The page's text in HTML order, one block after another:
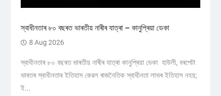
স্বাধীনতাৰ ৮০ বছৰত ভাৰতীয় নাৰীৰ যাত্ৰা – কানুপ্ৰিয়া ডেকা
8 Aug 2026
স্বাধীনতাৰ ৮০ বছৰত ভাৰতীয় নাৰীৰ যাত্ৰা কানুপ্ৰিয়া ডেকা হাউলী, বৰপেটা
ভাৰতৰ স্বাধীনতাৰ ইতিহাস কেৱল ৰাজনৈতিক স্বাধীনতা লাভৰ ইতিহাস নহয়;
ই...